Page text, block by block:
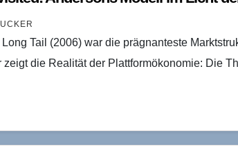
Tail (2006) war die prägnanteste
zeigt die Realität der Plattformökonomie: Die